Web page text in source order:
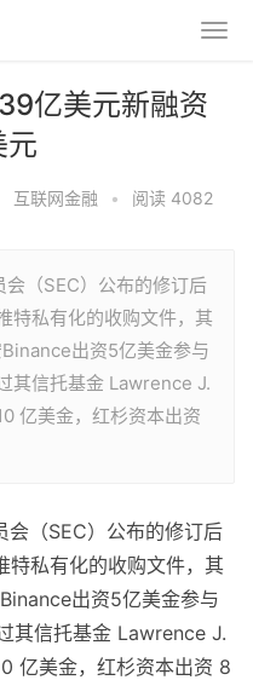
亿美元新融资
元
互联网金融 • 阅读 4082
（SEC）公布的修订后
特私有化的收购文件，其
出资5亿美金参与
其信托基金 Lawrence J.
亿美金，红杉资本出资
（SEC）公布的修订后
特私有化的收购文件，其
出资5亿美金参与
其信托基金 Lawrence J.
亿美金，红杉资本出资 8